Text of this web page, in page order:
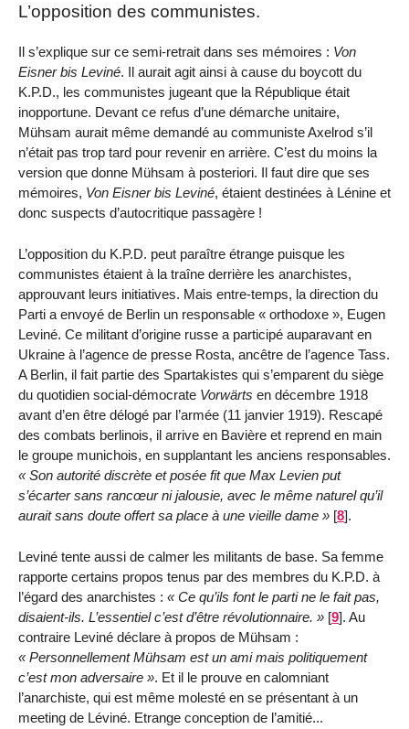
L’opposition des communistes.
Il s’explique sur ce semi-retrait dans ses mémoires : Von
Eisner bis Leviné. Il aurait agit ainsi à cause du boycott du
K.P.D., les communistes jugeant que la République était
inopportune. Devant ce refus d’une démarche unitaire,
Mühsam aurait même demandé au communiste Axelrod s’il
n’était pas trop tard pour revenir en arrière. C’est du moins la
version que donne Mühsam à posteriori. Il faut dire que ses
mémoires, Von Eisner bis Leviné, étaient destinées à Lénine et
donc suspects d’autocritique passagère !
L’opposition du K.P.D. peut paraître étrange puisque les
communistes étaient à la traîne derrière les anarchistes,
approuvant leurs initiatives. Mais entre-temps, la direction du
Parti a envoyé de Berlin un responsable « orthodoxe », Eugen
Leviné. Ce militant d’origine russe a participé auparavant en
Ukraine à l’agence de presse Rosta, ancêtre de l’agence Tass.
A Berlin, il fait partie des Spartakistes qui s’emparent du siège
du quotidien social-démocrate Vorwärts en décembre 1918
avant d’en être délogé par l’armée (11 janvier 1919). Rescapé
des combats berlinois, il arrive en Bavière et reprend en main
le groupe munichois, en supplantant les anciens responsables.
Son autorité discrète et posée fit que Max Levien put
s’écarter sans rancœur ni jalousie, avec le même naturel qu’il
aurait sans doute offert sa place à une vieille dame
[8].
Leviné tente aussi de calmer les militants de base. Sa femme
rapporte certains propos tenus par des membres du K.P.D. à
l’égard des anarchistes :
Ce qu’ils font le parti ne le fait pas,
disaient-ils. L’essentiel c’est d’être révolutionnaire.
[9]. Au
contraire Leviné déclare à propos de Mühsam :
Personnellement Mühsam est un ami mais politiquement
c’est mon adversaire
. Et il le prouve en calomniant
l’anarchiste, qui est même molesté en se présentant à un
meeting de Léviné. Etrange conception de l’amitié...